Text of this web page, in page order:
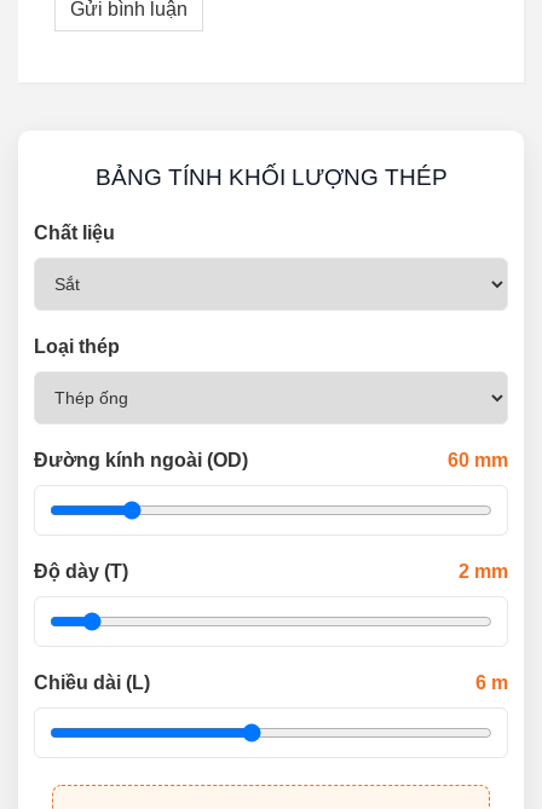
BẢNG TÍNH KHỐI LƯỢNG THÉP
Chất liệu
Loại thép
Đường kính ngoài (OD) 60 mm
Độ dày (T) 2 mm
Chiều dài (L) 6 m